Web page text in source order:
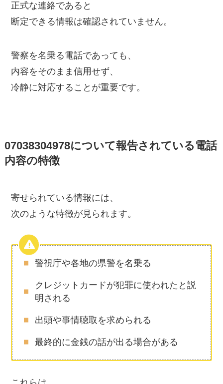
正式な連絡であると
断定できる情報は確認されていません。
警察を名乗る電話であっても、
内容をそのまま信用せず、
冷静に対応することが重要です。
07038304978について報告されている電話
内容の特徴
寄せられている情報には、
次のような特徴が見られます。
警視庁や各地の県警を名乗る
クレジットカードが犯罪に使われたと説
明される
出頭や事情聴取を求められる
最終的に金銭の話が出る場合がある